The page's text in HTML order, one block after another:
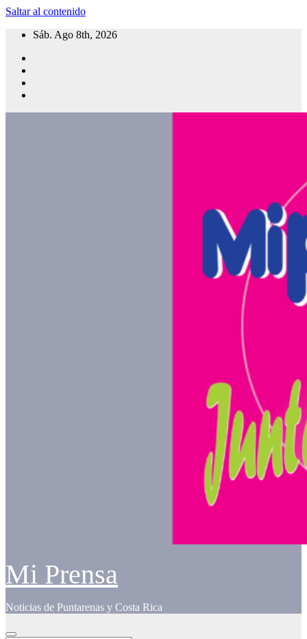
Saltar al contenido
Sáb. Ago 8th, 2026
Mi Prensa
Noticias de Puntarenas y Costa Rica